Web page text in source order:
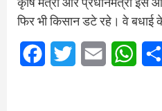
फिर भी किसान डटे रहे। वे बधाई
FacebookTwitter Email